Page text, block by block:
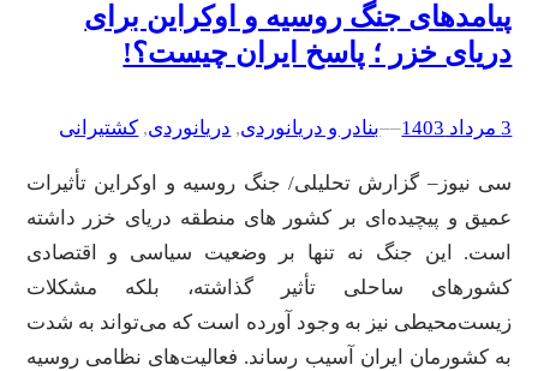
پیامدهای جنگ روسیه و اوکراین برای
دریای خزر ؛ پاسخ ایران چیست؟!
3 مرداد 1403 –
–بنادر و دریانوردی, دریانوردی, کشتیرانی
سی نیوز– گزارش تحلیلی/ جنگ روسیه و اوکراین تأثیرات
عمیق و پیچیده‌ای بر کشور های منطقه دریای خزر داشته
است. این جنگ نه تنها بر وضعیت سیاسی و اقتصادی
کشورهای ساحلی تأثیر گذاشته، بلکه مشکلات
زیست‌محیطی نیز به وجود آورده است که می‌تواند به شدت
به کشورمان ایران آسیب رساند. فعالیت‌های نظامی روسیه